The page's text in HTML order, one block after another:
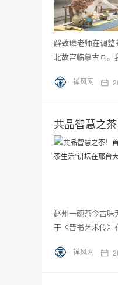
解致璋老师在调
北故宫临摹古画
禅风网
共品智慧之
赵州一碗茶今古味
于《晋书艺术传
禅风网